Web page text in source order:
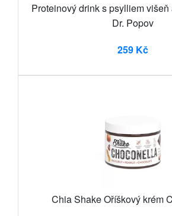
Proteinový drink s psylliem višeň
Dr. Popov
259 Kč
Chia Shake Oříškový krém